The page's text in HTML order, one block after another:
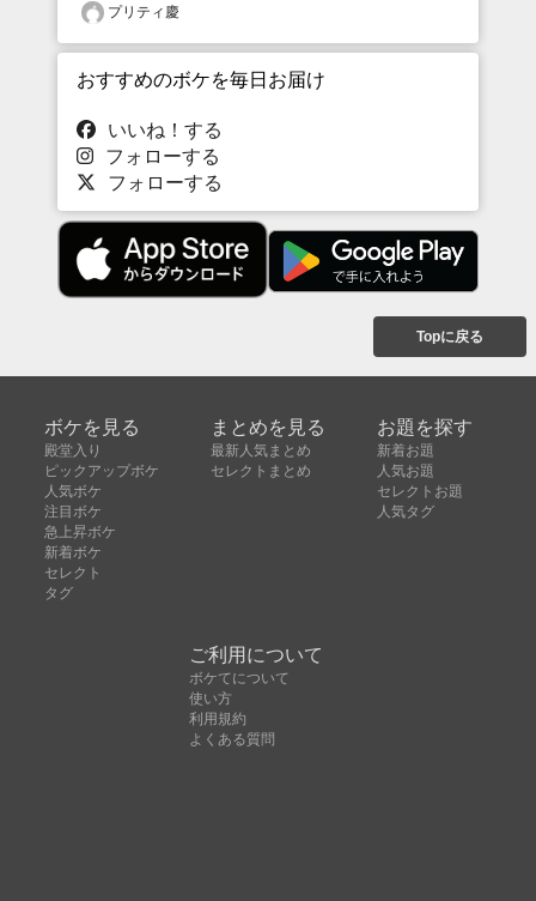
プリティ慶
おすすめのボケを毎日お届け
いいね！する
フォローする
フォローする
Topに戻る
ボケを見る
殿堂入り
ピックアップボケ
人気ボケ
注目ボケ
急上昇ボケ
新着ボケ
セレクト
タグ
まとめを見る
最新人気まとめ
セレクトまとめ
お題を探す
新着お題
人気お題
セレクトお題
人気タグ
ご利用について
ボケてについて
使い方
利用規約
よくある質問